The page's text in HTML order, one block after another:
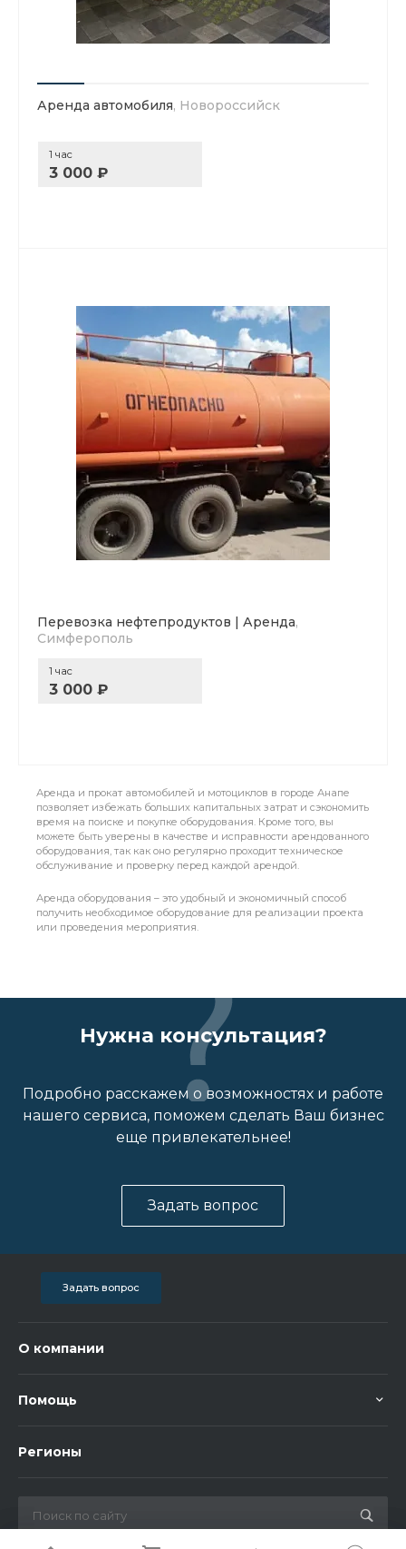
Аренда автомобиля, Новороссийск
1 час
3 000 ₽
Перевозка нефтепродуктов | Аренда,
Симферополь
1 час
3 000 ₽
Аренда и прокат автомобилей и мотоциклов в городе Анапе
позволяет избежать больших капитальных затрат и сэкономить
время на поиске и покупке оборудования. Кроме того, вы
можете быть уверены в качестве и исправности арендованного
оборудования, так как оно регулярно проходит техническое
обслуживание и проверку перед каждой арендой.
Аренда оборудования – это удобный и экономичный способ
получить необходимое оборудование для реализации проекта
или проведения мероприятия.
Нужна консультация?
Подробно расскажем о возможностях и работе
нашего сервиса, поможем сделать Ваш бизнес
еще привлекательнее!
Задать вопрос
Задать вопрос
О компании
Помощь
Регионы